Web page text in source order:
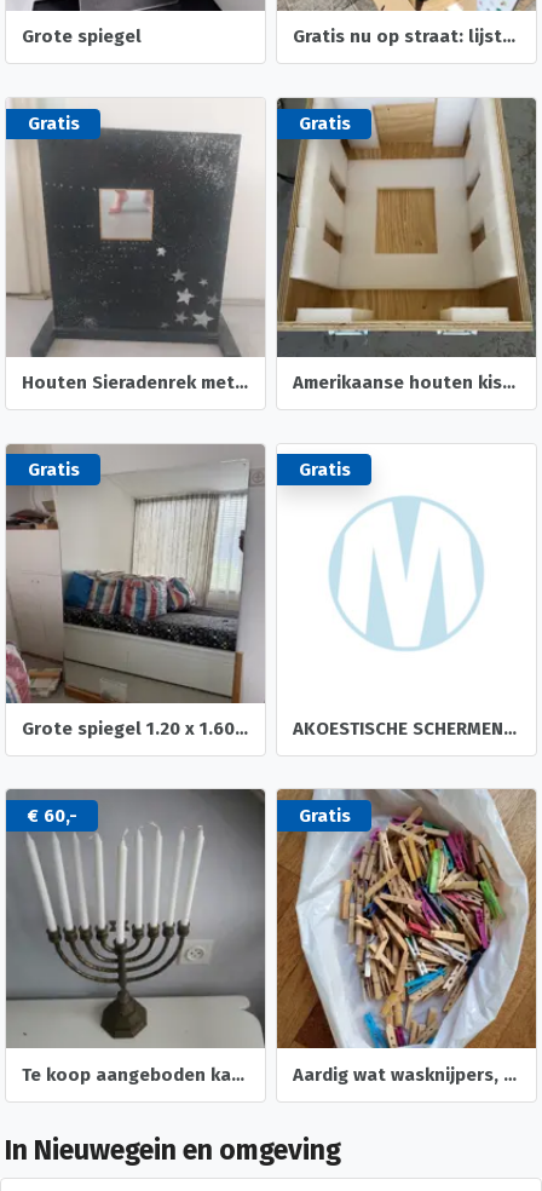
Grote spiegel Gratis nu op straat: lijsten, decoratie, regenlaarzen
Gratis
Houten Sieradenrek met spiegeltje
Gratis
Amerikaanse houten kist met handvatten
Gratis
Grote spiegel 1.20 x 1.60 m
Gratis
AKOESTISCHE SCHERMEN 4 stuks
€ 60,-
Te koop aangeboden kandelaar
Gratis
Aardig wat wasknijpers, vooral houten
In Nieuwegein en omgeving